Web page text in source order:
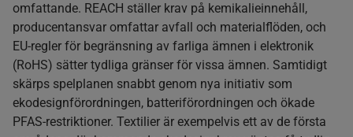
omfattande. REACH ställer krav på kemikalieinnehåll,
producentansvar omfattar avfall och materialflöden, och
EU-regler för begränsning av farliga ämnen i elektronik
(RoHS) sätter tydliga gränser för vissa ämnen. Samtidigt
skärps spelplanen snabbt genom nya initiativ som
ekodesignförordningen, batteriförordningen och ökade
PFAS-restriktioner. Textilier är exempelvis ett av de första